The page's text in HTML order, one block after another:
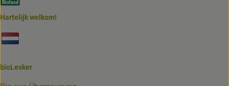
Hartelijk welkom!
bioLesker